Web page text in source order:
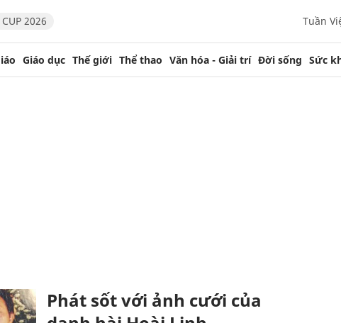
2026 Tuần
Giáo dục Thế giới Thể thao Văn hóa - Giải trí Đời sống Sức
Phát sốt với ảnh cưới của